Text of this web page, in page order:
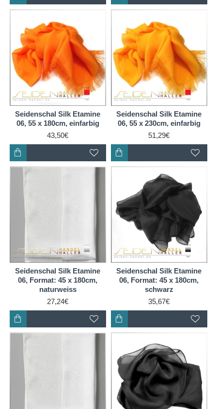
Seidenschal Silk Etamine
06, 55 x 180cm, einfarbig
43,50€
Seidenschal Silk Etamine
06, 55 x 230cm, einfarbig
51,29€
Seidenschal Silk Etamine
06, Format: 45 x 180cm,
naturweiss
27,24€
Seidenschal Silk Etamine
06, Format: 45 x 180cm,
schwarz
35,67€